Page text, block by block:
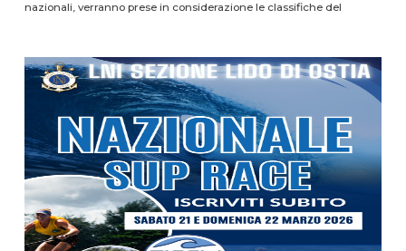
nazionali, verranno prese in considerazione le classifiche del